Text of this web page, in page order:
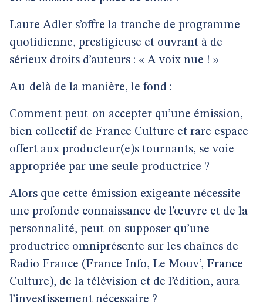
Laure Adler s’offre la tranche de programme
quotidienne, prestigieuse et ouvrant à de
sérieux droits d’auteurs : « A voix nue ! »
Au-delà de la manière, le fond :
Comment peut-on accepter qu’une émission,
bien collectif de France Culture et rare espace
offert aux producteur(e)s tournants, se voie
appropriée par une seule productrice ?
Alors que cette émission exigeante nécessite
une profonde connaissance de l’œuvre et de la
personnalité, peut-on supposer qu’une
productrice omniprésente sur les chaînes de
Radio France (France Info, Le Mouv’, France
Culture), de la télévision et de l’édition, aura
l’investissement nécessaire ?